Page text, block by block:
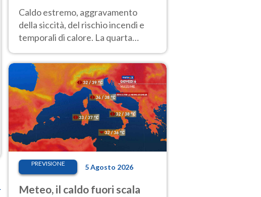
ai 40 gradi
Caldo estremo, aggravamento
della siccità, del rischio incendi e
temporali di calore. La quarta
tregua e durerà fino Ferragosto
PREVISIONE 5 Agosto 2026
Meteo, il caldo fuori scala